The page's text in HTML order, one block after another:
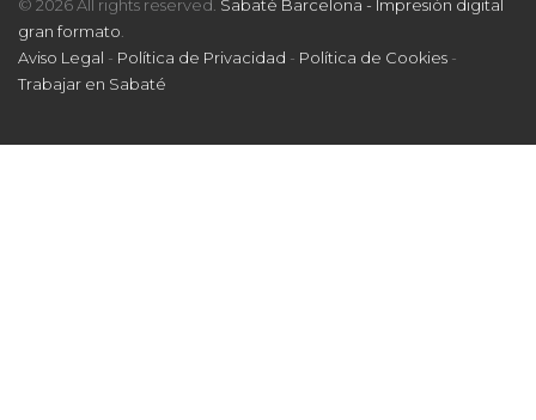
© 2026 All rights reserved. Sabaté Barcelona - Impresión digital
gran formato
Aviso Legal - Política de Privacidad - Política de Cookies -
Trabajar en Sabaté